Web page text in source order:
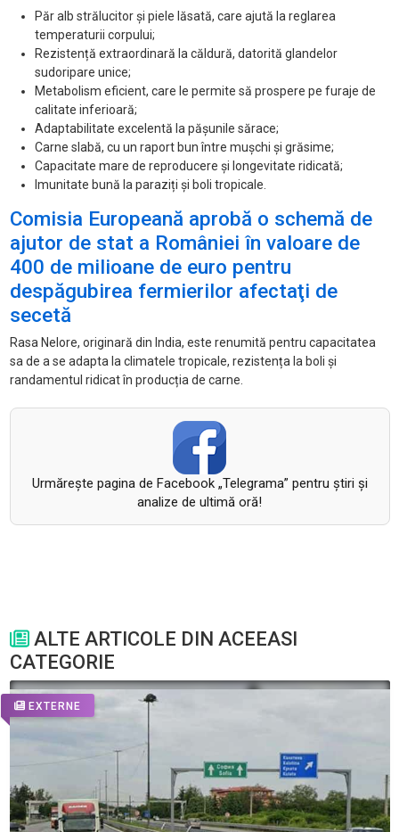
Păr alb strălucitor și piele lăsată, care ajută la reglarea
temperaturii corpului;
Rezistență extraordinară la căldură, datorită glandelor
sudoripare unice;
Metabolism eficient, care le permite să prospere pe furaje de
calitate inferioară;
Adaptabilitate excelentă la pășunile sărace;
Carne slabă, cu un raport bun între mușchi și grăsime;
Capacitate mare de reproducere și longevitate ridicată;
Imunitate bună la paraziți și boli tropicale.
Comisia Europeană aprobă o schemă de
ajutor de stat a României în valoare de
400 de milioane de euro pentru
despăgubirea fermierilor afectaţi de
secetă
Rasa Nelore, originară din India, este renumită pentru capacitatea
sa de a se adapta la climatele tropicale, rezistența la boli și
randamentul ridicat în producția de carne.
Urmăreşte pagina de Facebook „Telegrama” pentru ştiri şi
analize de ultimă oră!
ALTE ARTICOLE DIN ACEEASI
CATEGORIE
EXTERNE